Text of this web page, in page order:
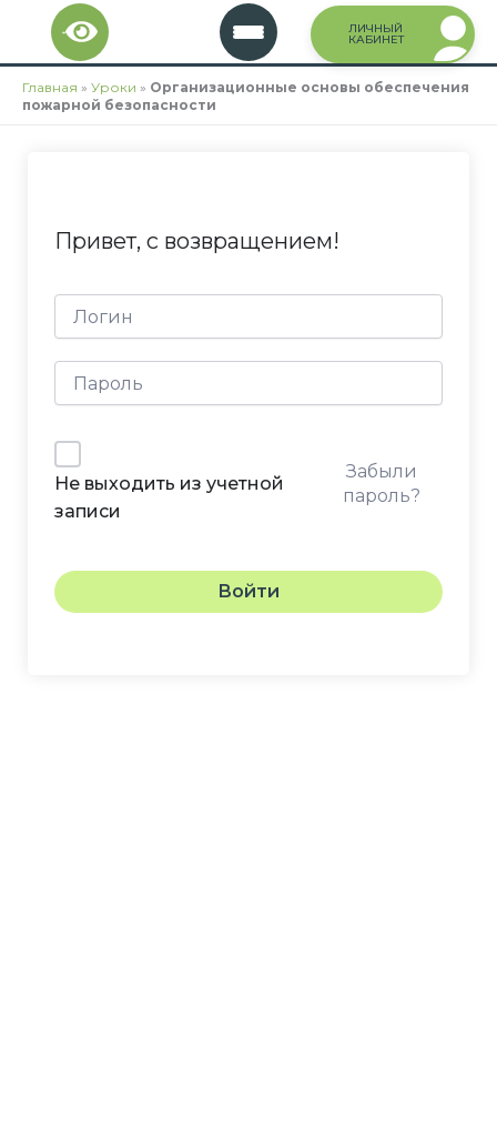
Перейти
содержимому
ЛИЧНЫЙ
КАБИНЕТ
Главная » Уроки » Организационные основы обеспечения
пожарной безопасности
Привет, с возвращением!
Не выходить из учетной
записи
Забыли
пароль?
Войти